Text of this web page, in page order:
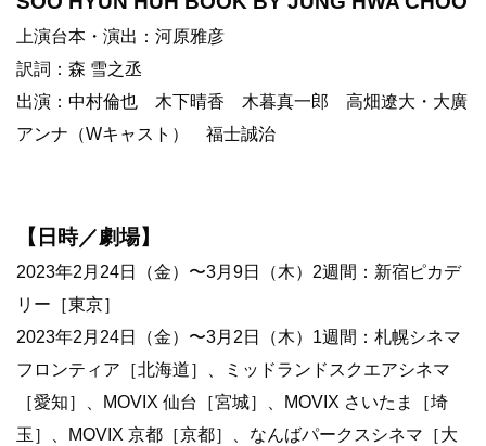
上演台本・演出：河原雅彦
訳詞：森 雪之丞
出演：中村倫也 木下晴香 木暮真一郎 高畑遼大・大廣
アンナ（Wキャスト） 福士誠治
【日時／劇場】
2023年2月24日（金）〜3月9日（木）2週間：新宿ピカデ
リー［東京］
2023年2月24日（金）〜3月2日（木）1週間：札幌シネマ
フロンティア［北海道］、ミッドランドスクエアシネマ
［愛知］、MOVIX 仙台［宮城］、MOVIX さいたま［埼
玉］、MOVIX 京都［京都］、なんばパークスシネマ［大